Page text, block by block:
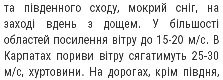
та південного сходу, мокрий сніг, на
заході вдень з дощем. У більшості
областей посилення вітру до 15-20 м/с. В
Карпатах пориви вітру сягатимуть 25-30
м/с, хуртовини. На дорогах, крім півдня,